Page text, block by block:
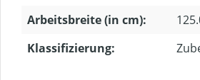
Arbeitsbreite (in cm):
Klassifizierung: